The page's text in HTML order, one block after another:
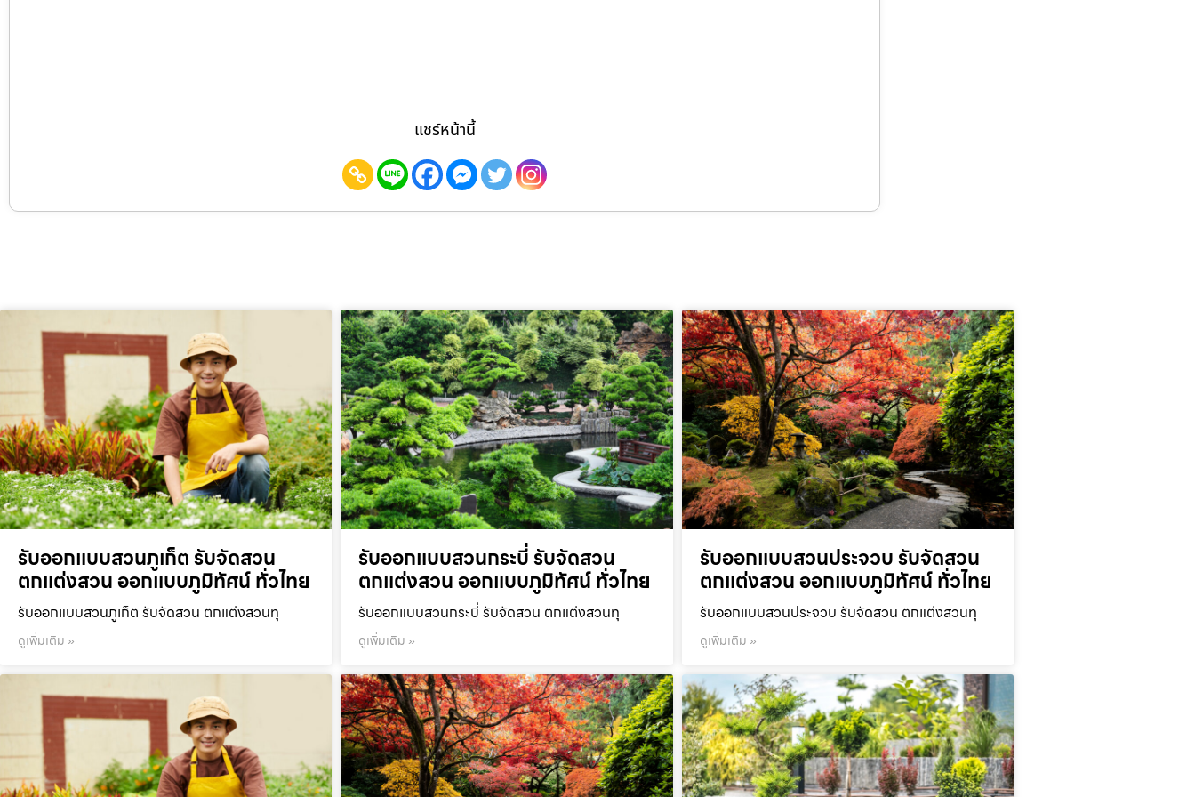
แชร์หน้านี้
รับออกแบบสวนภูเก็ต รับจัดสวน
ตกแต่งสวน ออกแบบภูมิทัศน์ ทั่วไทย
รับออกแบบสวนภูเก็ต รับจัดสวน ตกแต่งสวนทุ
ดูเพิ่มเติม »
รับออกแบบสวนกระบี่ รับจัดสวน
ตกแต่งสวน ออกแบบภูมิทัศน์ ทั่วไทย
รับออกแบบสวนกระบี่ รับจัดสวน ตกแต่งสวนทุ
ดูเพิ่มเติม »
รับออกแบบสวนประจวบ รับจัดสวน
ตกแต่งสวน ออกแบบภูมิทัศน์ ทั่วไทย
รับออกแบบสวนประจวบ รับจัดสวน ตกแต่งสวนทุ
ดูเพิ่มเติม »